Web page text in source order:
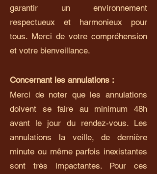
garantir un environnement
respectueux et harmonieux pour
tous. Merci de votre compréhension
et votre bienveillance.
Concernant les annulations :
Merci de noter que les annulations
doivent se faire au minimum 48h
avant le jour du rendez-vous. Les
annulations la veille, de dernière
minute ou même parfois inexistantes
sont très impactantes. Pour ces